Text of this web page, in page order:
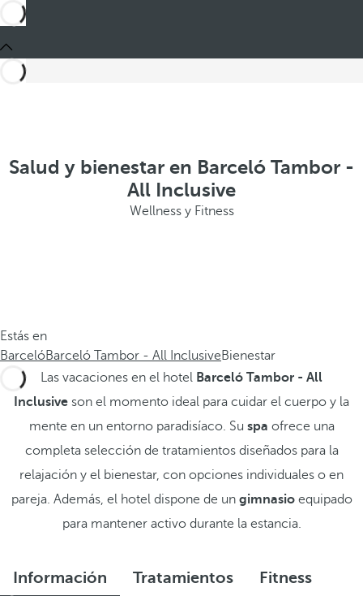
Salud y bienestar en Barceló Tambor -
All Inclusive
Wellness y Fitness
Estás en
BarcelóBarceló Tambor - All InclusiveBienestar
Las vacaciones en el hotel Barceló Tambor - All
Inclusive son el momento ideal para cuidar el cuerpo y la
mente en un entorno paradisíaco. Su spa ofrece una
completa selección de tratamientos diseñados para la
relajación y el bienestar, con opciones individuales o en
pareja. Además, el hotel dispone de un gimnasioequipado
para mantener activo durante la estancia.
Información Tratamientos Fitness